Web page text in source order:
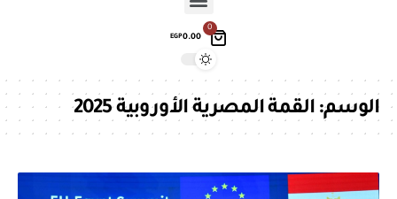
0
EGP0.00
الوسم:القمة المصرية الأوروبية 2025